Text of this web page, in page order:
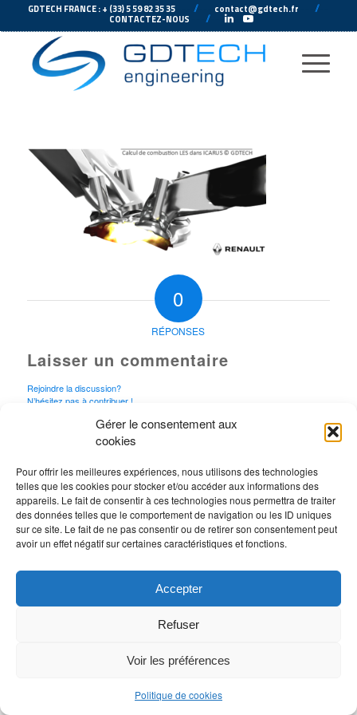
Gérer le consentement aux
cookies
Pour offrir les meilleures expériences, nous utilisons des technologies
telles que les cookies pour stocker et/ou accéder aux informations des
appareils. Le fait de consentir à ces technologies nous permettra de traiter
des données telles que le comportement de navigation ou les ID uniques
sur ce site. Le fait de ne pas consentir ou de retirer son consentement peut
avoir un effet négatif sur certaines caractéristiques et fonctions.
Accepter
Refuser
Voir les préférences
Politique de cookies
GDTECH FRANCE : + (33) 5 59 82 35 35 //--- contact@gdtech.fr //--
CONTACTEZ-NOUS ---// ---
0
RÉPONSES
Laisser un commentaire
Rejoindre la discussion?
N’hésitez pas à contribuer !
vous connecterpour publier un